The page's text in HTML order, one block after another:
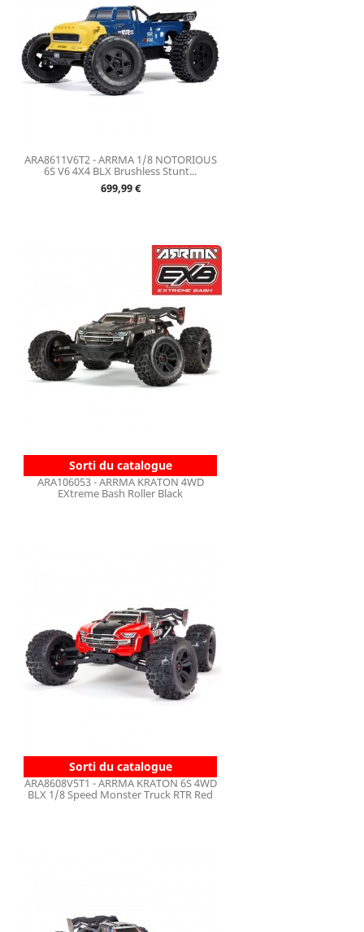
ARA8611V6T2 - ARRMA 1/8 NOTORIOUS
6S V6 4X4 BLX Brushless Stunt...
Prix
699,99 €
Sorti du catalogue
ARA106053 - ARRMA KRATON 4WD
EXtreme Bash Roller Black
Sorti du catalogue
ARA8608V5T1 - ARRMA KRATON 6S 4WD
BLX 1/8 Speed Monster Truck RTR Red